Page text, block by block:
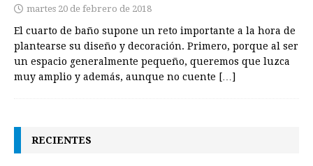
martes 20 de febrero de 2018
El cuarto de baño supone un reto importante a la hora de
plantearse su diseño y decoración. Primero, porque al ser
un espacio generalmente pequeño, queremos que luzca
muy amplio y además, aunque no cuente […]
RECIENTES